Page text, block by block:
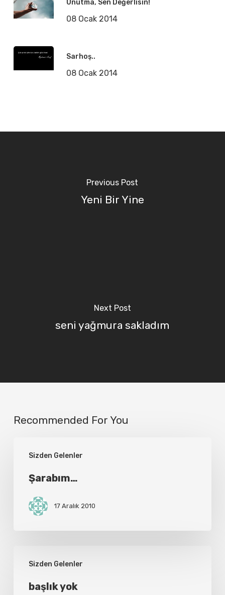
Unutma, Sen Değerlisin!
08 Ocak 2014
Sarhoş..
08 Ocak 2014
Previous Post
Yeni Bir Yine
Next Post
seni yağmura sakladım
Recommended For You
Sizden Gelenler
Şarabım…
17 Aralık 2010
Sizden Gelenler
başlık yok